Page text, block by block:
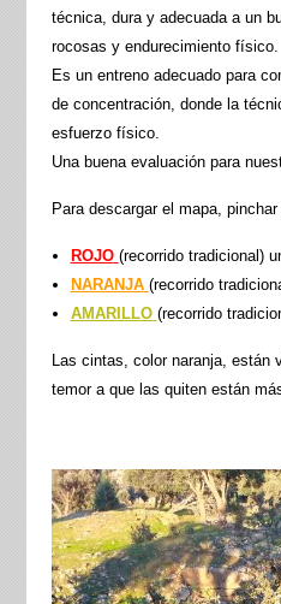
técnica, dura y adecuada a un
rocosas y endurecimiento físico.
Es un entreno adecuado para
de concentración, donde la
esfuerzo físico.
Una buena evaluación para
Para descargar el mapa,
ROJO (recorrido tradicional)
NARANJA (recorrido
AMARILLO (recorrido
Las cintas, color naranja, están
temor a que las quiten están